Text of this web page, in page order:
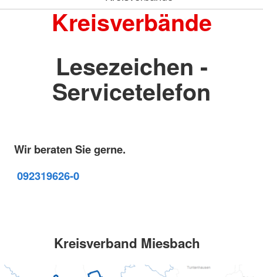
Kreisverbände
Lesezeichen -
Servicetelefon
Wir beraten Sie gerne.
092319626-0
Kreisverband Miesbach